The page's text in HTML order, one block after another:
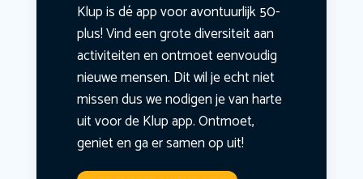
Klup is dé app voor avontuurlijk 50-
plus! Vind een grote diversiteit aan
activiteiten en ontmoet eenvoudig
nieuwe mensen. Dit wil je echt niet
missen dus we nodigen je van harte
uit voor de Klup app. Ontmoet,
geniet en ga er samen op uit!